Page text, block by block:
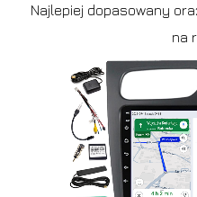
Najlepiej dopasowany
na